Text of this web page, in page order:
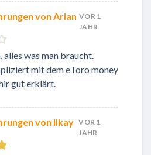
von Arian VOR 1
JAHR
was man braucht.
mit dem eToro money
gut erklärt.
von Ilkay VOR 1
JAHR